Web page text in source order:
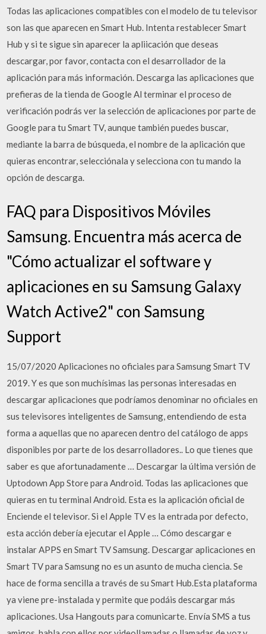
Todas las aplicaciones compatibles con el modelo de tu televisor
son las que aparecen en Smart Hub. Intenta restablecer Smart
Hub y si te sigue sin aparecer la apliicación que deseas
descargar, por favor, contacta con el desarrollador de la
aplicación para más información. Descarga las aplicaciones que
prefieras de la tienda de Google Al terminar el proceso de
verificación podrás ver la selección de aplicaciones por parte de
Google para tu Smart TV, aunque también puedes buscar,
mediante la barra de búsqueda, el nombre de la aplicación que
quieras encontrar, selecciónala y selecciona con tu mando la
opción de descarga.
FAQ para Dispositivos Móviles
Samsung. Encuentra más acerca de
"Cómo actualizar el software y
aplicaciones en su Samsung Galaxy
Watch Active2" con Samsung
Support
15/07/2020 Aplicaciones no oficiales para Samsung Smart TV
2019. Y es que son muchísimas las personas interesadas en
descargar aplicaciones que podríamos denominar no oficiales en
sus televisores inteligentes de Samsung, entendiendo de esta
forma a aquellas que no aparecen dentro del catálogo de apps
disponibles por parte de los desarrolladores.. Lo que tienes que
saber es que afortunadamente … Descargar la última versión de
Uptodown App Store para Android. Todas las aplicaciones que
quieras en tu terminal Android. Esta es la aplicación oficial de
Enciende el televisor. Si el Apple TV es la entrada por defecto,
esta acción debería ejecutar el Apple … Cómo descargar e
instalar APPS en Smart TV Samsung. Descargar aplicaciones en
Smart TV para Samsung no es un asunto de mucha ciencia. Se
hace de forma sencilla a través de su Smart Hub.Esta plataforma
ya viene pre-instalada y permite que podáis descargar más
aplicaciones. Usa Hangouts para comunicarte. Envía SMS a tus